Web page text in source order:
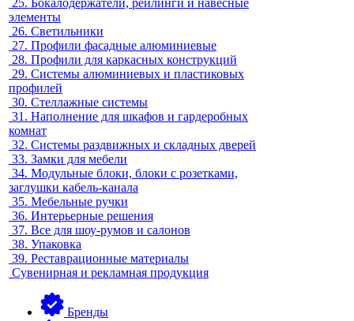
25. Бокалодержатели, рейлинги и навесные
элементы
26. Светильники
27. Профили фасадные алюминиевые
28. Профили для каркасных конструкций
29. Системы алюминиевых и пластиковых
профилей
30. Стеллажные системы
31. Наполнение для шкафов и гардеробных
комнат
32. Системы раздвижных и складных дверей
33. Замки для мебели
34. Модульные блоки, блоки с розетками,
заглушки кабель-канала
35. Мебельные ручки
36. Интерьерные решения
37. Все для шоу-румов и салонов
38. Упаковка
39. Реставрационные материалы
Сувенирная и рекламная продукция
Бренды